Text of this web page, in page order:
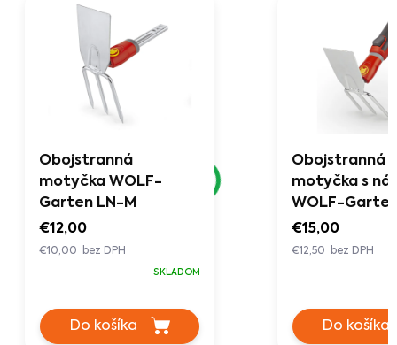
Obojstranná
motyčka WOLF-
Garten LN-M
€12,00
€10,00 bez DPH
SKLADOM
Do košíka
Obojstranná
motyčka s
WOLF-
M/ZM 015
€15,00
€12,50 bez DPH
Do košíka